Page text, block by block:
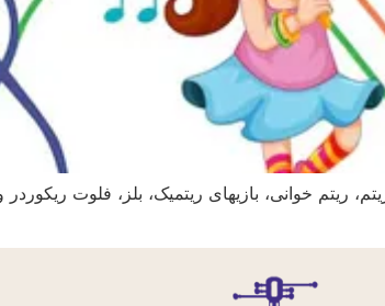
خوانی، بازیهای ریتمیک، بلز، فلوت ریکوردر و